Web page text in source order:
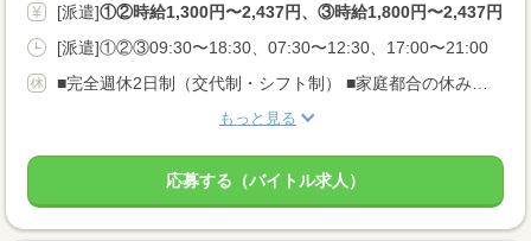
[派遣]①②時給1,300円〜2,437円、③時給1,800円〜2,437円
[派遣]①②③09:30〜18:30、07:30〜12:30、17:00〜21:00
もっと見る
応募する（バイトル求人）